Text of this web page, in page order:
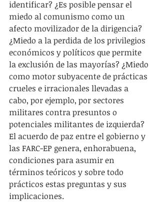
identificar? ¿Es posible pensar el
miedo al comunismo como un
afecto movilizador de la dirigencia?
¿Miedo a la perdida de los privilegios
económicos y políticos que permite
la exclusión de las mayorías? ¿Miedo
como motor subyacente de prácticas
crueles e irracionales llevadas a
cabo, por ejemplo, por sectores
militares contra presuntos o
potenciales militantes de izquierda?
El acuerdo de paz entre el gobierno y
las FARC-EP genera, enhorabuena,
condiciones para asumir en
términos teóricos y sobre todo
prácticos estas preguntas y sus
implicaciones.